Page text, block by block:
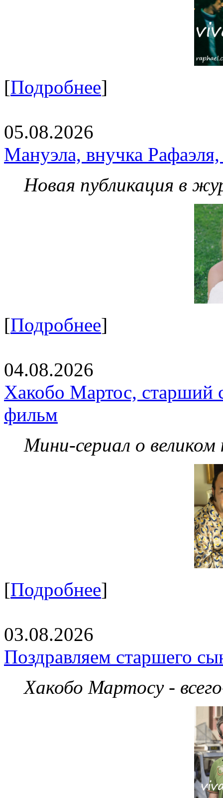
[Подробнее]
05.08.2026
Мануэла, внучка
Новая публикация в
[Подробнее]
04.08.2026
Хакобо Мартос, старший
фильм
Мини-сериал о великом
[Подробнее]
03.08.2026
Поздравляем старшего
Хакобо Мартосу -